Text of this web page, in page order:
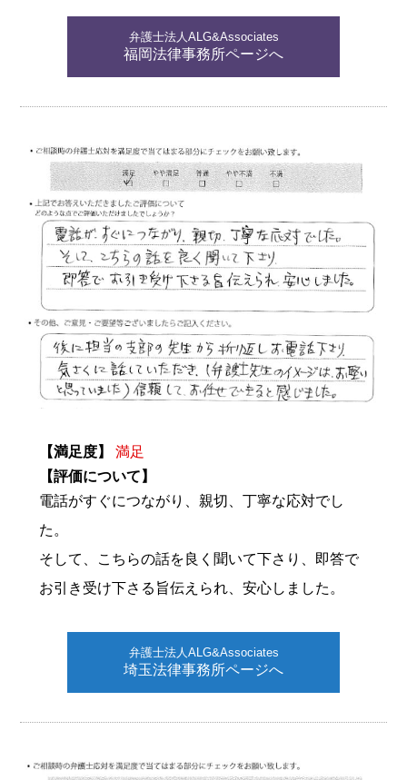
弁護士法人ALG&Associates
福岡法律事務所ページへ
【満足度】
満足
【評価について】
電話がすぐにつながり、親切、丁寧な応対でし
た。
そして、こちらの話を良く聞いて下さり、即答で
お引き受け下さる旨伝えられ、安心しました。
弁護士法人ALG&Associates
埼玉法律事務所ページへ